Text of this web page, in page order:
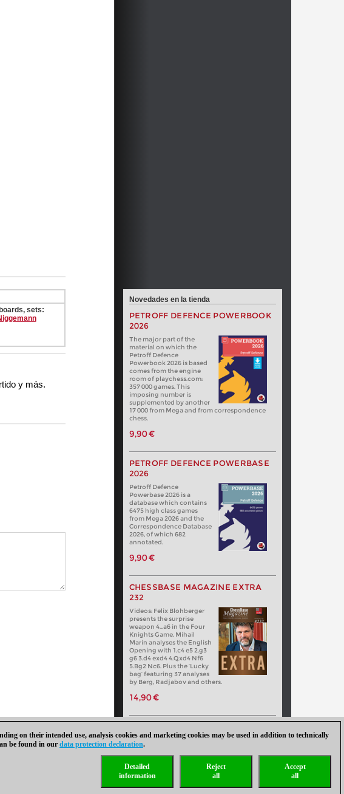
sets:
y más.
Novedades en la tienda
PETROFF DEFENCE POWERBOOK
2026
The major part of the
material on which the
Petroff Defence
Powerbook 2026 is based
comes from the engine
room of playchess.com:
357 000 games. This
imposing number is
supplemented by another
17 000 from Mega and from correspondence
chess.
9,90 €
PETROFF DEFENCE POWERBASE
2026
Petroff Defence
Powerbase 2026 is a
database which contains
6475 high class games
from Mega 2026 and the
Correspondence Database
2026, of which 682
annotated.
9,90 €
CHESSBASE MAGAZINE EXTRA
232
Videos: Felix Blohberger
presents the surprise
weapon 4…a6 in the Four
Knights Game. Mihail
Marin analyses the English
Opening with 1.c4 e5 2.g3
g6 3.d4 exd4 4.Qxd4 Nf6
5.Bg2 Nc6. Plus the ‘Lucky
bag’ featuring 37 analyses
by Berg, Radjabov and others.
14,90 €
on their intended use, analysis cookies and marketing cookies may be used in addition to technically
be found in our data protection declaration.
Accept
all
Reject
all
Detailed
information